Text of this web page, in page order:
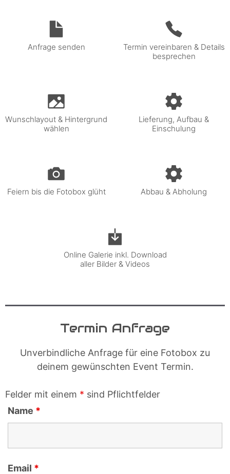
Anfrage senden
Termin vereinbaren & Details
besprechen
Wunschlayout & Hintergrund
wählen
Lieferung, Aufbau &
Einschulung
Feiern bis die Fotobox glüht Abbau & Abholung
Online Galerie inkl. Download
aller Bilder & Videos
Termin Anfrage
Unverbindliche Anfrage für eine Fotobox zu
deinem gewünschten Event Termin.
Felder mit einem * sind Pflichtfelder
Name *
Email *